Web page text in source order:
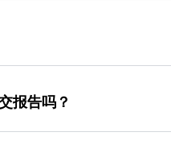
报告吗？